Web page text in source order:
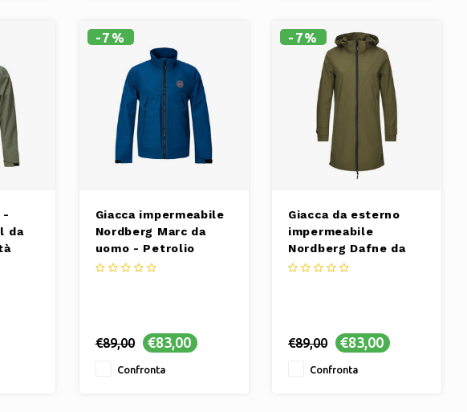
-
da
-
-7%
Giacca impermeabile
Nordberg Marc da
uomo - Petrolio
Melange
€89,00 €83,00
Confronta
-7%
Giacca da esterno
impermeabile
Nordberg Dafne da
donna - Esercito
€89,00 €83,00
Confronta